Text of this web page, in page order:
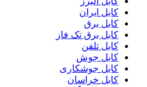
کابل ایران
کابل برق
کابل برق تک فاز
کابل تلفن
کابل جوش
کابل جوشکاری
کابل خراسان